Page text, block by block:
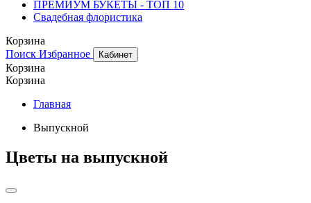
ПРЕМИУМ БУКЕТЫ - ТОП 10
Свадебная флористика
Корзина
Поиск Избранное Кабинет
Корзина
Корзина
Главная
Выпускной
Цветы на выпускной